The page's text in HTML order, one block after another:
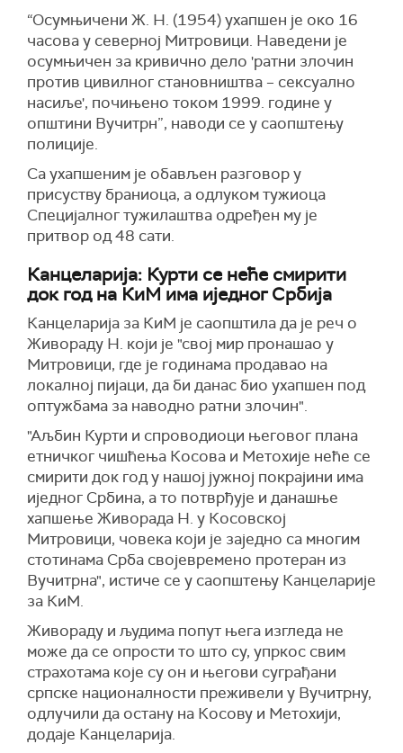
“Осумњичени Ж. Н. (1954) ухапшен је око 16
часова у северној Митровици. Наведени је
осумњичен за кривично дело 'ратни злочин
против цивилног становништва – сексуално
насиље', почињено током 1999. године у
општини Вучитрн”, наводи се у саопштењу
полиције.
Са ухапшеним је обављен разговор у
присуству браниоца, а одлуком тужиоца
Специјалног тужилаштва одређен му је
притвор од 48 сати.
Канцеларија: Курти се неће смирити
док год на КиМ има иједног Србија
Канцеларија за КиМ је саопштила да је реч о
Живораду Н. који је "свој мир пронашао у
Митровици, где је годинама продавао на
локалној пијаци, да би данас био ухапшен под
оптужбама за наводно ратни злочин".
"Аљбин Курти и спроводиоци његовог плана
етничког чишћења Косова и Метохије неће се
смирити док год у нашој јужној покрајини има
иједног Србина, а то потврђује и данашње
хапшење Живорада Н. у Косовској
Митровици, човека који је заједно са многим
стотинама Срба својевремено протеран из
Вучитрна", истиче се у саопштењу Канцеларије
за КиМ.
Живораду и људима попут њега изгледа не
може да се опрости то што су, упркос свим
страхотама које су он и његови суграђани
српске националности преживели у Вучитрну,
одлучили да остану на Косову и Метохији,
додаје Канцеларија.